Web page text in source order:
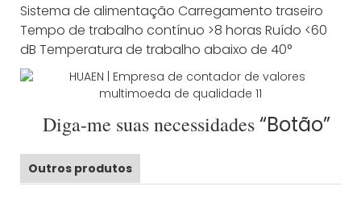
Sistema de alimentação Carregamento traseiro
Tempo de trabalho contínuo >8 horas Ruído <60
dB Temperatura de trabalho abaixo de 40°
Diga-me suas necessidades“Botão”
Outros produtos